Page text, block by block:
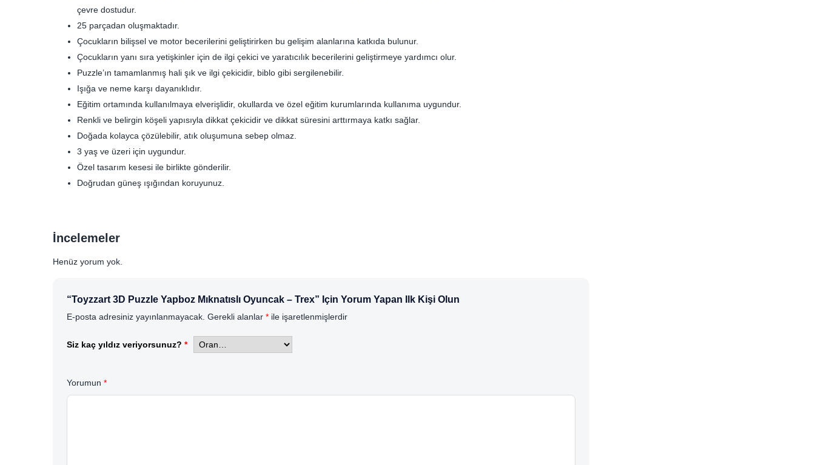
çevre dostudur.
25 parçadan oluşmaktadır.
Çocukların bilişsel ve motor becerilerini geliştirirken bu gelişim alanlarına katkıda bulunur.
Çocukların yanı sıra yetişkinler için de ilgi çekici ve yaratıcılık becerilerini geliştirmeye yardımcı olur.
Puzzle’ın tamamlanmış hali şık ve ilgi çekicidir, biblo gibi sergilenebilir.
Işığa ve neme karşı dayanıklıdır.
Eğitim ortamında kullanılmaya elverişlidir, okullarda ve özel eğitim kurumlarında kullanıma uygundur.
Renkli ve belirgin köşeli yapısıyla dikkat çekicidir ve dikkat süresini arttırmaya katkı sağlar.
Doğada kolayca çözülebilir, atık oluşumuna sebep olmaz.
3 yaş ve üzeri için uygundur.
Özel tasarım kesesi ile birlikte gönderilir.
Doğrudan güneş ışığından koruyunuz.
İncelemeler
Henüz yorum yok.
“Toyzzart 3D Puzzle Yapboz Mıknatıslı Oyuncak – Trex” Için Yorum Yapan Ilk Kişi Olun
E-posta adresiniz yayınlanmayacak. Gerekli alanlar * ile işaretlenmişlerdir
Siz kaç yıldız veriyorsunuz? *
Yorumun *